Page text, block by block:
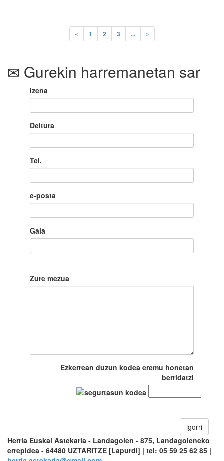
« 1 2 3 ... »
Gurekin harremanetan sar
Izena
Deitura
Tel.
e-posta
Gaia
Zure mezua
Ezkerrean duzun kodea eremu honetan
berridatzi
igorri
Herria Euskal Astekaria - Landagoien - 875, Landagoieneko
errepidea - 64480 UZTARITZE [Lapurdi] | tel: 05 59 25 62 85 |